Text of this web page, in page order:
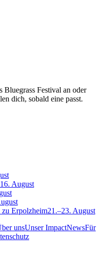
Bluegrass Festival an oder
dich, sobald eine passt.
August
zu Erpolzheim21.–23. August
unsUnser ImpactNewsFür